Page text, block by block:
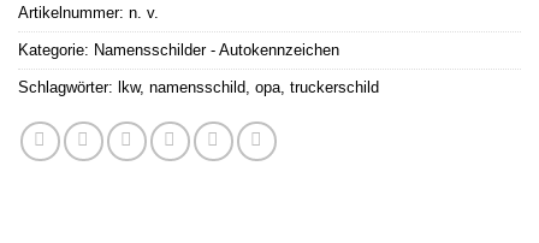
Artikelnummer: n. v.
Kategorie: Namensschilder - Autokennzeichen
Schlagwörter: lkw, namensschild opa truckerschild